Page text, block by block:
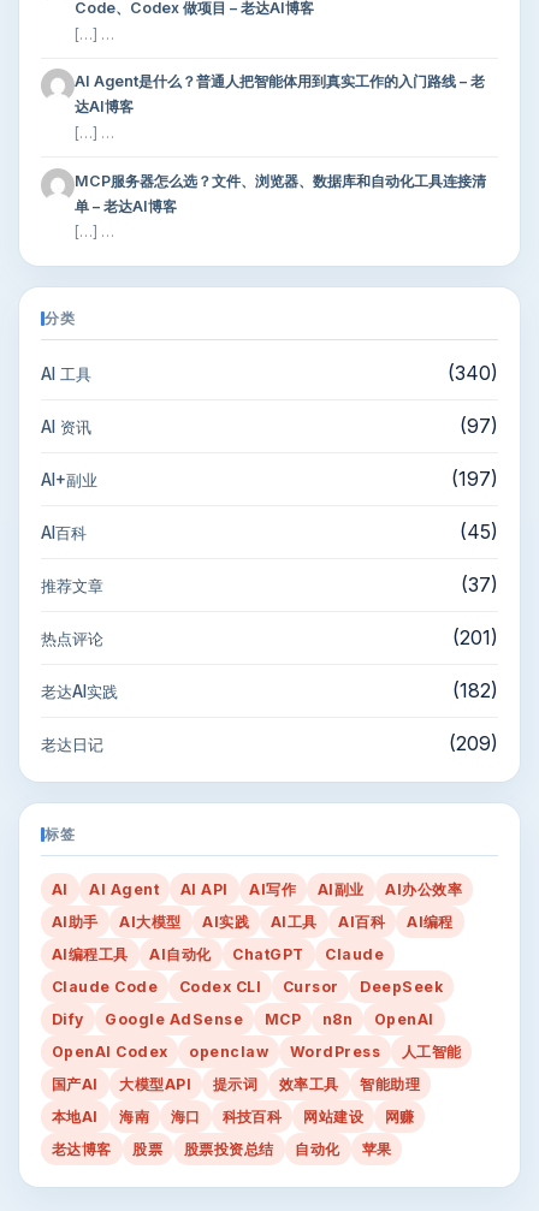
Code、Codex 做项目 – 老达AI博客
[…] …
AI Agent是什么？普通人把智能体用到真实工作的入门路线 – 老
达AI博客
[…] …
MCP服务器怎么选？文件、浏览器、数据库和自动化工具连接清
单 – 老达AI博客
[…] …
分类
AI 工具 (340)
AI 资讯 (97)
AI+副业 (197)
AI百科 (45)
推荐文章 (37)
热点评论 (201)
老达AI实践 (182)
老达日记 (209)
标签
AI AI Agent AI API AI写作 AI副业
AI办公效率
AI助手
AI大模型 AI实践 AI工具 AI百科
AI编程
AI编程工具
AI自动化 ChatGPT
Claude
Claude Code
Codex CLI Cursor
DeepSeek
Dify
Google AdSense MCP n8n
OpenAI
OpenAI Codex
openclaw WordPress
人工智能
国产AI
大模型API 提示词 效率工具
智能助理
本地AI
海南 海口 科技百科 网站建设
网赚
老达博客
股票 股票投资总结 自动化 苹果